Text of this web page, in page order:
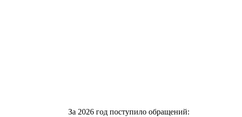
За 2026 год поступило обращений: